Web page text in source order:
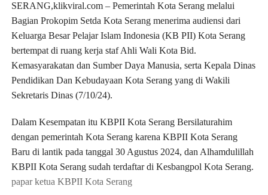
SERANG,klikviral.com – Pemerintah Kota Serang melalui
Bagian Prokopim Setda Kota Serang menerima audiensi dari
Keluarga Besar Pelajar Islam Indonesia (KB PII) Kota Serang
bertempat di ruang kerja staf Ahli Wali Kota Bid.
Kemasyarakatan dan Sumber Daya Manusia, serta Kepala Dinas
Pendidikan Dan Kebudayaan Kota Serang yang di Wakili
Sekretaris Dinas (7/10/24).
Dalam Kesempatan itu KBPII Kota Serang Bersilaturahim
dengan pemerintah Kota Serang karena KBPII Kota Serang
Baru di lantik pada tanggal 30 Agustus 2024, dan Alhamdulillah
KBPII Kota Serang sudah terdaftar di Kesbangpol Kota Serang.
papar ketua KBPII Kota Serang